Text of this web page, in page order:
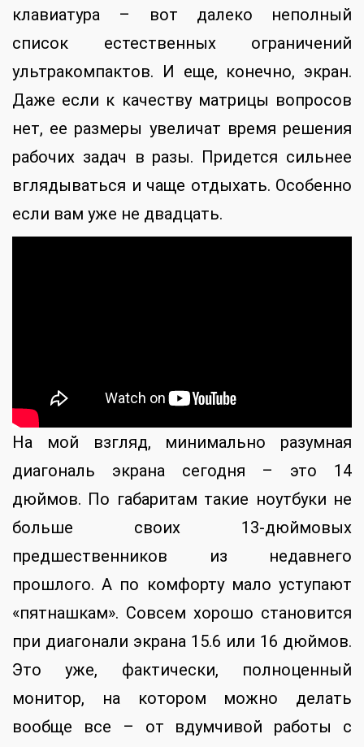
клавиатура – вот далеко неполный
список естественных ограничений
ультракомпактов. И еще, конечно, экран.
Даже если к качеству матрицы вопросов
нет, ее размеры увеличат время решения
рабочих задач в разы. Придется сильнее
вглядываться и чаще отдыхать. Особенно
если вам уже не двадцать.
На мой взгляд, минимально разумная
диагональ экрана сегодня – это 14
дюймов. По габаритам такие ноутбуки не
больше своих 13-дюймовых
предшественников из недавнего
прошлого. А по комфорту мало уступают
«пятнашкам». Совсем хорошо становится
при диагонали экрана 15.6 или 16 дюймов.
Это уже, фактически, полноценный
монитор, на котором можно делать
вообще все – от вдумчивой работы с